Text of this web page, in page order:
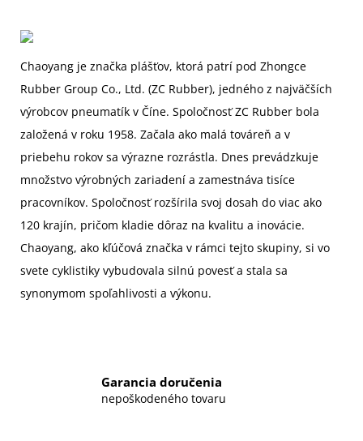
Chaoyang je značka plášťov, ktorá patrí pod Zhongce
Rubber Group Co., Ltd. (ZC Rubber), jedného z najväčších
výrobcov pneumatík v Číne. Spoločnosť ZC Rubber bola
založená v roku 1958. Začala ako malá továreň a v
priebehu rokov sa výrazne rozrástla. Dnes prevádzkuje
množstvo výrobných zariadení a zamestnáva tisíce
pracovníkov. Spoločnosť rozšírila svoj dosah do viac ako
120 krajín, pričom kladie dôraz na kvalitu a inovácie.
Chaoyang, ako kľúčová značka v rámci tejto skupiny, si vo
svete cyklistiky vybudovala silnú povesť a stala sa
synonymom spoľahlivosti a výkonu.
Garancia doručenia
nepoškodeného tovaru